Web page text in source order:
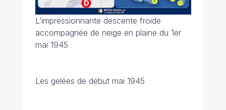
L’impressionnante descente froide
accompagnée de neige en plaine du 1er
mai 1945
Les gelées de début mai 1945